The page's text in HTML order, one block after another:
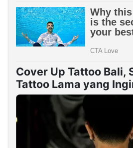
Cover Up Tattoo Bali,
Tattoo Lama yang